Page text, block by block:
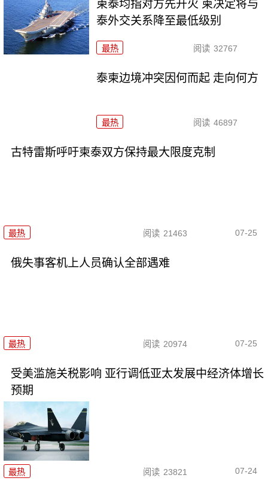
柬泰均指对方先开火 柬决定将与
泰外交关系降至最低级别
最热 阅读 32767
泰柬边境冲突因何而起 走向何方
最热 阅读 46897
古特雷斯呼吁柬泰双方保持最大限度克制
最热 阅读 21463 07-25
俄失事客机上人员确认全部遇难
最热 阅读 20974 07-25
受美滥施关税影响 亚行调低亚太发展中经济体增长
预期
最热 阅读 23821 07-24